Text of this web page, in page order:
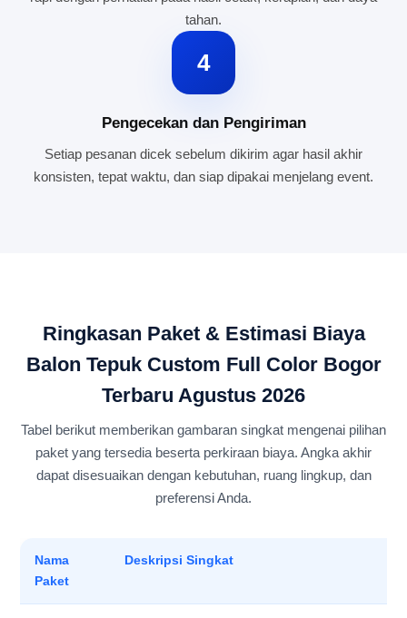
tahan.
4
Pengecekan dan Pengiriman
Setiap pesanan dicek sebelum dikirim agar hasil akhir
konsisten, tepat waktu, dan siap dipakai menjelang event.
Ringkasan Paket & Estimasi Biaya
Balon Tepuk Custom Full Color Bogor
Terbaru Agustus 2026
Tabel berikut memberikan gambaran singkat mengenai pilihan
paket yang tersedia beserta perkiraan biaya. Angka akhir
dapat disesuaikan dengan kebutuhan, ruang lingkup, dan
preferensi Anda.
Nama
Paket
Deskripsi Singkat